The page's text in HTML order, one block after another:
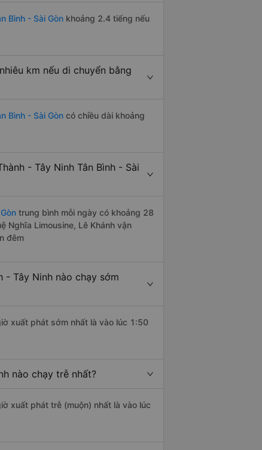
Bình - Sài Gòn khoảng 2.4 tiếng nếu
km nếu di chuyển bằng
Bình - Sài Gòn có chiều dài khoảng
- Tây Ninh Tân Bình - Sài
trung bình mỗi ngày có khoảng 28
Nghĩa Limousine, Lê Khánh vận
đêm
- Tây Ninh nào chạy sớm
xuất phát sớm nhất là vào lúc 1:50
nào chạy trễ nhất?
xuất phát trễ (muộn) nhất là vào lúc